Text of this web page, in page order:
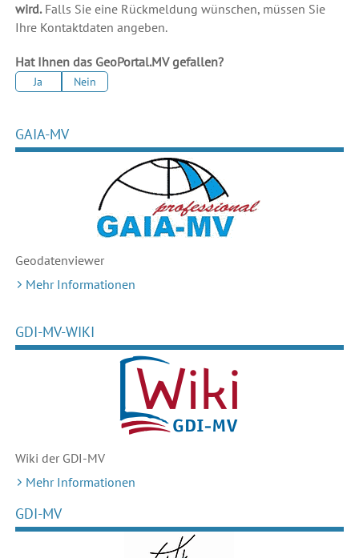
wird.Falls Sie eine Rückmeldung wünschen, müssen Sie
Ihre Kontaktdaten angeben.
Hat Ihnen das GeoPortal.MV gefallen?
Ja Nein
GAIA-MV
Geodatenviewer
Mehr Informationen
GDI-MV-WIKI
Wiki der GDI-MV
Mehr Informationen
GDI-MV